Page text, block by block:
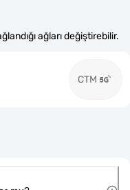
ağları değiştirebilir.
CTM